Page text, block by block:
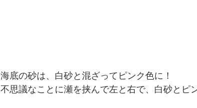
海底の砂は、白砂と混ざってピンク色に！
不思議なことに瀬を挟んで左と右で、白砂とピ